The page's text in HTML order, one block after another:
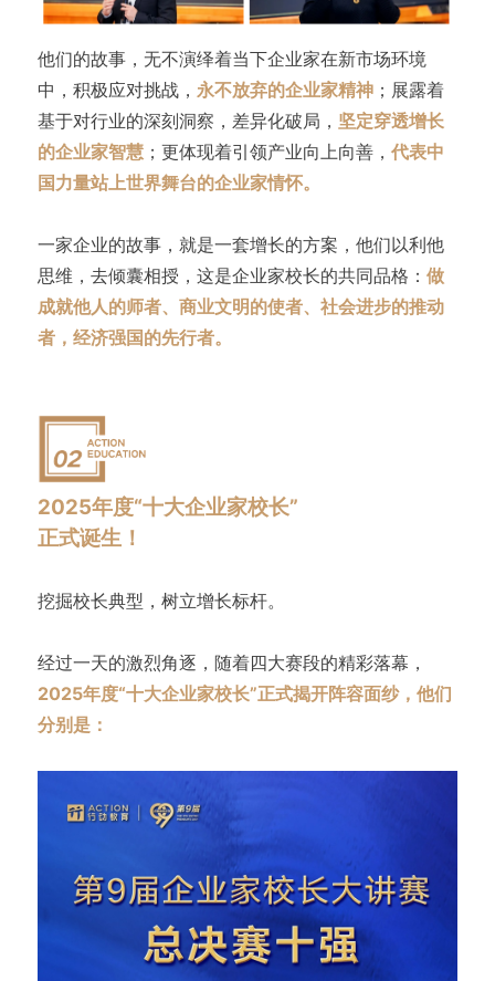
他们的故事，无不演绎着当下企业家在新市场环境
中，积极应对挑战， 永不放弃的企业家精神；展露着
基于对行业的深刻洞察，差异化破局， 坚定穿透增长
的企业家智慧；更体现着引领产业向上向善， 代表中
国力量站上世界舞台的企业家情怀。
一家企业的故事，就是一套增长的方案，他们以利他
思维，去倾囊相授，这是企业家校长的共同品格： 做
成就他人的师者、商业文明的使者、社会进步的推动
者，经济强国的先行者。
2025年度“十大企业家校长”
正式诞生！
挖掘校长典型，树立增长标杆。
经过一天的激烈角逐，随着四大赛段的精彩落幕，
2025年度“十大企业家校长”正式揭开阵容面纱，他们
分别是：